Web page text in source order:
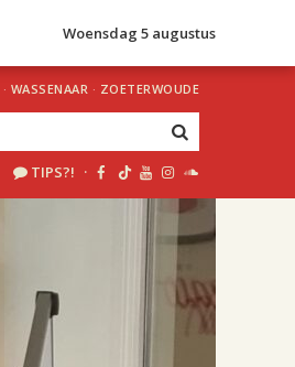
Woensdag 5 augustus
· WASSENAAR · ZOETERWOUDE
TIPS?! ·
uur 1 van 2
Volgend uur